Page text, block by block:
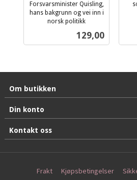
Forsvarsminister Quisling,
hans bakgrunn og vei inn i
norsk politikk
Pris
129,00
Om butikken
Din konto
Kontakt oss
Frakt Kjøpsbetingelser